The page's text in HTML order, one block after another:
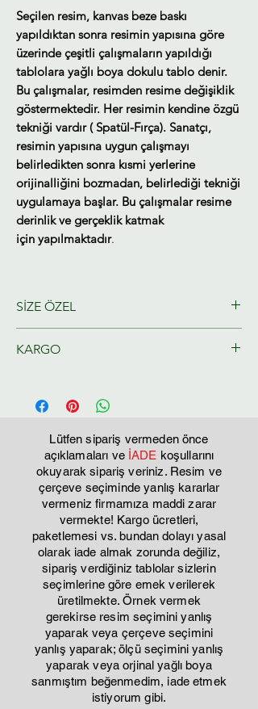
Seçilen resim, kanvas beze baskı
yapıldıktan sonra resimin yapısına göre
üzerinde çeşitli çalışmaların yapıldığı
tablolara yağlı boya dokulu tablo denir.
Bu çalışmalar, resimden resime değişiklik
göstermektedir. Her resimin kendine özgü
tekniği vardır ( Spatül-Fırça). Sanatçı,
resimin yapısına uygun çalışmayı
belirledikten sonra kısmi yerlerine
orijinalliğini bozmadan, belirlediği tekniği
uygulamaya başlar. Bu çalışmalar resime
derinlik ve gerçeklik katmak
için yapılmaktadır.
SİZE ÖZEL
Ressamlarımız tarafından size özel
KARGO
Lütfen sipariş vermeden önce
açıklamaları ve İADE koşullarını
okuyarak sipariş veriniz. Resim ve
çerçeve seçiminde yanlış kararlar
vermeniz firmamıza maddi zarar
vermekte! Kargo ücretleri,
paketlemesi vs. bundan dolayı yasal
olarak iade almak zorunda değiliz,
sipariş verdiğiniz tablolar sizlerin
seçimlerine göre emek verilerek
üretilmekte. Örnek vermek
gerekirse resim seçimini yanlış
yaparak veya çerçeve seçimini
yanlış yaparak; ölçü seçimini yanlış
yaparak veya orjinal yağlı boya
sanmıştım beğenmedim, iade etmek
istiyorum gibi.